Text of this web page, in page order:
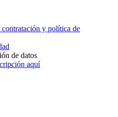
contratación y política de
de datos
aquí